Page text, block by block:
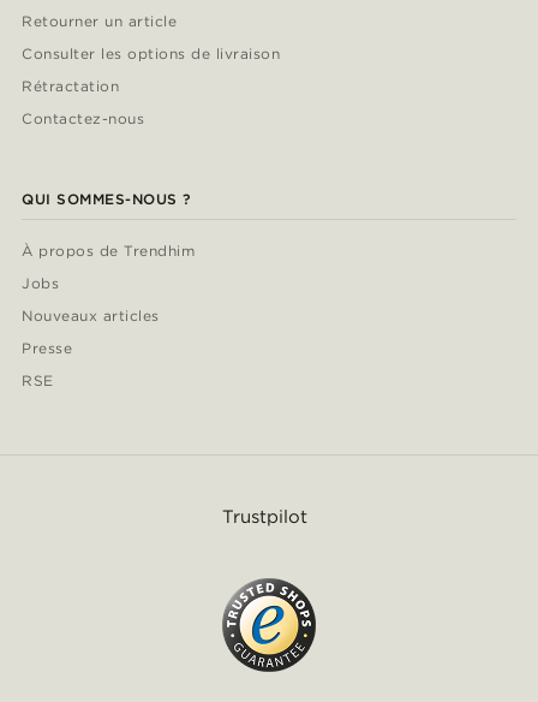
Retourner un article
Consulter les options de livraison
Rétractation
Contactez-nous
QUI SOMMES-NOUS ?
À propos de Trendhim
Jobs
Nouveaux articles
Presse
RSE
Trustpilot